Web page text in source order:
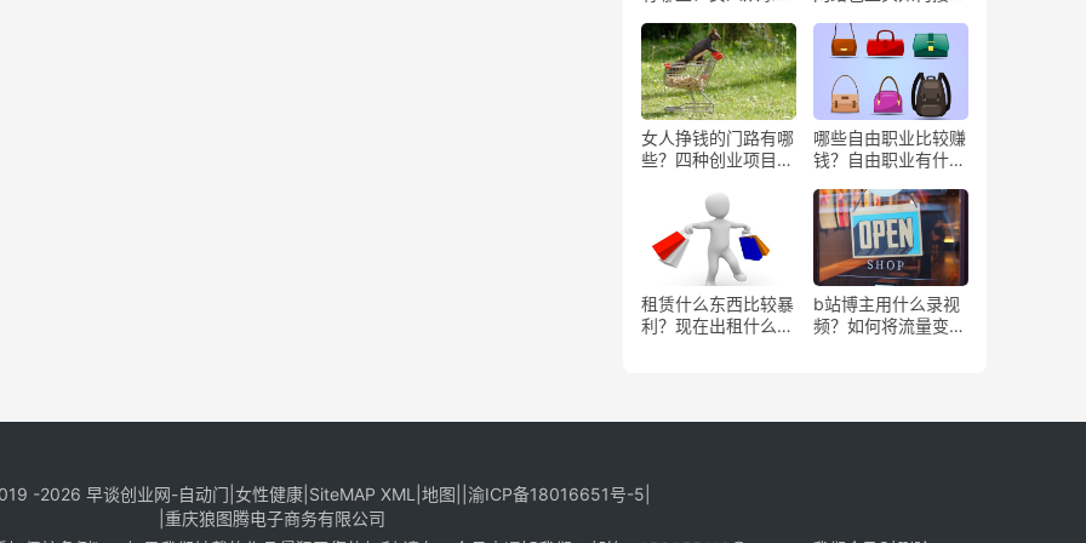
女人挣钱的门路有哪
些？四种创业项目推
哪些自由职业比较赚
钱？自由职业有什么
租赁什么东西比较暴
利？现在出租什么更
b站博主用什么录视
频？如何将流量变
-2026 早谈创业网-自动门 女性健康| SiteMAP XML 地图 渝ICP备18016651号-5
重庆狼图腾电子商务有限公司